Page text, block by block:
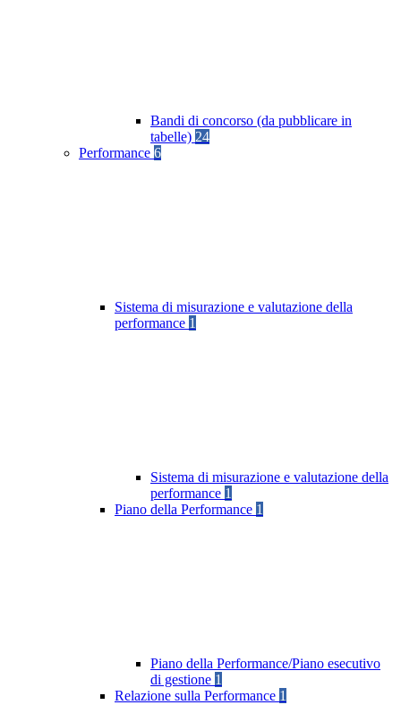
Bandi di concorso (da pubblicare in
tabelle) 24
Performance 6
Sistema di misurazione e valutazione della
performance 1
Sistema di misurazione e valutazione della
performance 1
Piano della Performance 1
Piano della Performance/Piano esecutivo
di gestione 1
Relazione sulla Performance 1